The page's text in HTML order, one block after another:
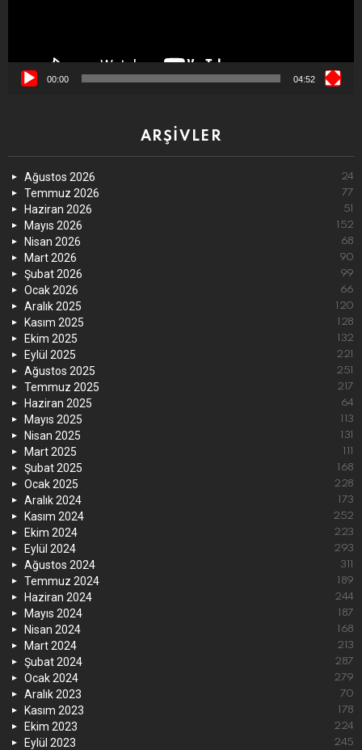
00:00 04:52
ARŞIVLER
Ağustos 2026 24
Temmuz 2026 77
Haziran 2026 51
Mayıs 2026 152
Nisan 2026 68
Mart 2026 90
Şubat 2026 99
Ocak 2026 66
Aralık 2025 120
Kasım 2025 128
Ekim 2025 132
Eylül 2025 221
Ağustos 2025 251
Temmuz 2025 217
Haziran 2025 64
Mayıs 2025 113
Nisan 2025 131
Mart 2025 111
Şubat 2025 168
Ocak 2025 228
Aralık 2024 173
Kasım 2024 252
Ekim 2024 223
Eylül 2024 293
Ağustos 2024 311
Temmuz 2024 189
Haziran 2024 244
Mayıs 2024 187
Nisan 2024 168
Mart 2024 213
Şubat 2024 287
Ocak 2024 279
Aralık 2023 70
Kasım 2023 178
Ekim 2023 224
Eylül 2023 245